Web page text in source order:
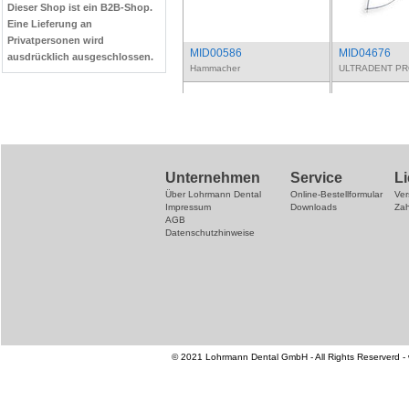
Dieser Shop ist ein B2B-Shop.
Eine Lieferung an
Privatpersonen wird
ausdrücklich ausgeschlossen.
MID00586
Hammacher
MID04676
ULTRADENT
Unternehmen
Über Lohrmann Dental
Impressum
AGB
Datenschutzhinweise
Service
Online-Bestellformular
Downloads
© 2021 Lohrmann Dental GmbH - All Rights Reserverd -